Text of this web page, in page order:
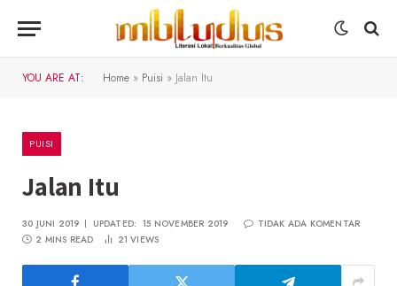
YOU ARE AT: Home » Puisi » Jalan Itu
PUISI
Jalan Itu
30 JUNI 2019 UPDATED: 15 NOVEMBER 2019
TIDAK ADA KOMENTAR
2 MINS READ
21VIEWS